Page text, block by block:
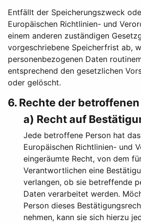
Entfällt der Speicherungszweck
Europäischen Richtlinien- und
einem anderen zuständigen
vorgeschriebene Speicherfrist ab,
personenbezogenen Daten
entsprechend den gesetzlichen
oder gelöscht.
6. Rechte der
a) Recht auf
Jede betroffene Person hat
Europäischen Richtlinien- und
eingeräumte Recht, von dem
Verantwortlichen eine
verlangen, ob sie betreffende
Daten verarbeitet werden.
Person dieses
nehmen, kann sie sich hierzu